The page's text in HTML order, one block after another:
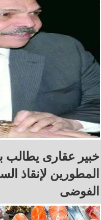
خبير عقارى يطالب
المطورين لإنقاذ
الفوضى